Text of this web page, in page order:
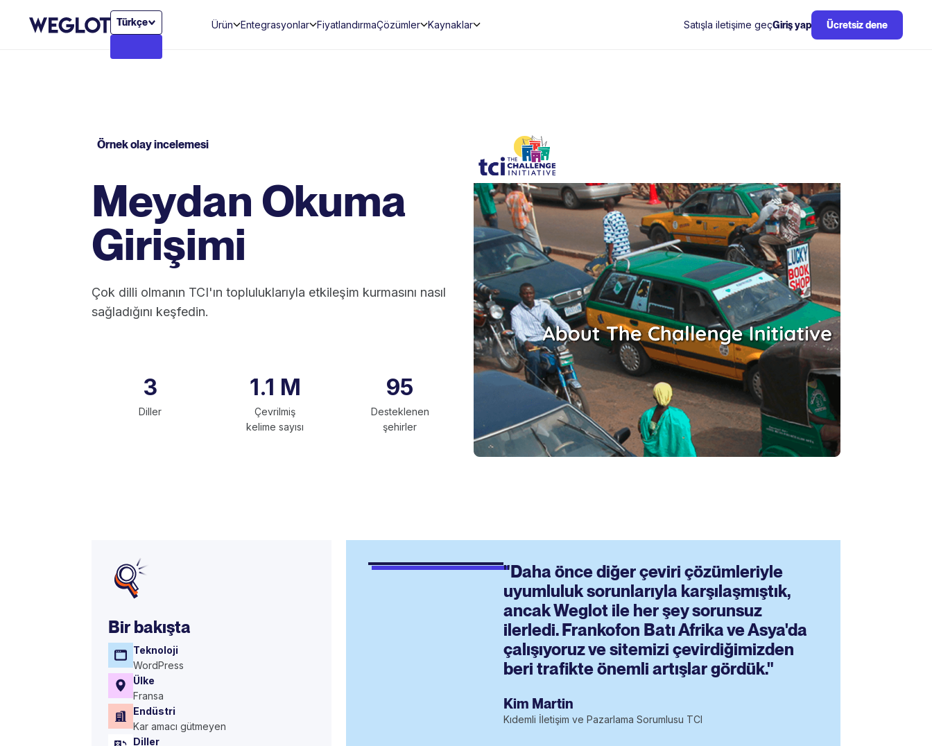
Türkçe Ürün Entegrasyonlar FiyatlandırmaÇözümler Kaynaklar Satışla iletişime geçGiriş yap Ücretsiz dene
Örnek olay incelemesi
Meydan Okuma
Girişimi
Çok dilli olmanın TCI'ın topluluklarıyla etkileşim kurmasını nasıl
sağladığını keşfedin.
3
Diller
1.1 M
Çevrilmiş
kelime sayısı
95
Desteklenen
şehirler
Bir bakışta
Teknoloji
WordPress
Ülke
Fransa
Endüstri
Kar amacı gütmeyen
Diller
"Daha önce diğer çeviri çözümleriyle
uyumluluk sorunlarıyla karşılaşmıştık,
ancak Weglot ile her şey sorunsuz
ilerledi. Frankofon Batı Afrika ve Asya'da
çalışıyoruz ve sitemizi çevirdiğimizden
beri trafikte önemli artışlar gördük."
Kim Martin
Kıdemli İletişim ve Pazarlama Sorumlusu TCI